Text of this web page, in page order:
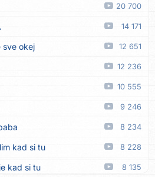
pajcek moj 08.08
Zora plava 08.08
Imam sve, fališ ti 08.08
stari 08.08
08.08
nestaju 08.08
mi noćas 08.08
E borjako oro 07.08
Sreću zovem tvojim imenom 07.08
20 700
14 171
sve okej 12 651
12 236
10 555
9 246
8 234
kad si tu 8 228
kad si tu 8 135